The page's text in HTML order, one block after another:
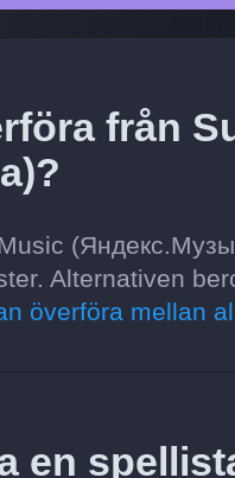
från
Alternativen
överföra mellan
en